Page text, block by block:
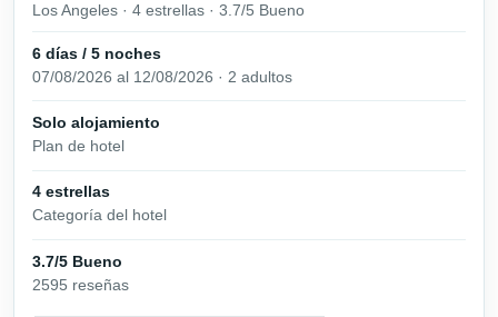
Los Angeles · 4 estrellas · 3.7/5 Bueno
6 días / 5 noches
07/08/2026 al 12/08/2026 · 2 adultos
Solo alojamiento
Plan de hotel
4 estrellas
Categoría del hotel
3.7/5 Bueno
2595 reseñas